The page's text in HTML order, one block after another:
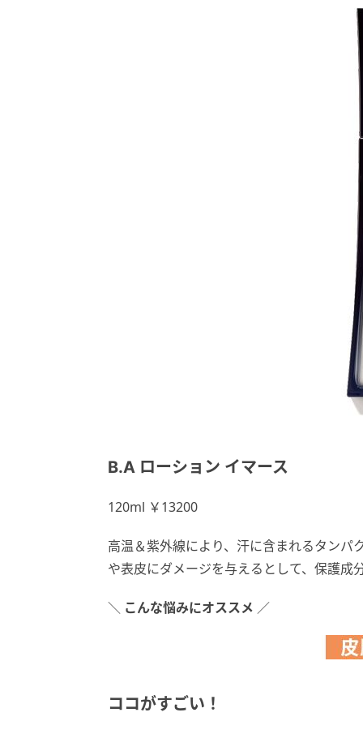
B.A ローション イマース
120ml ￥13200
高温＆紫外線により、汗に含まれるタンパ
や表皮にダメージを与えるとして、保護成
＼ こんな悩みにオススメ ／
ココがすごい！